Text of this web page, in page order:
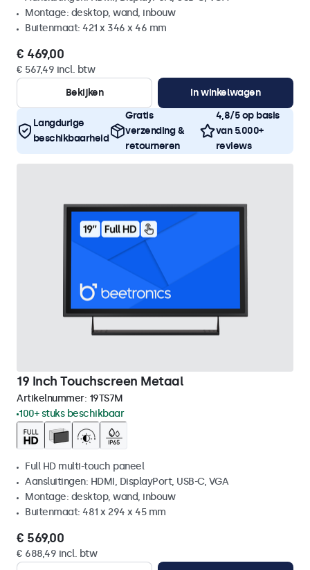
Montage: desktop, wand, inbouw
Buitenmaat: 421 x 346 x 46 mm
€ 469,00
€ 567,49 incl. btw
Bekijken
In winkelwagen
Langdurige
beschikbaarheid
Gratis
verzending &
retourneren
4,8/5 op basis
van 5.000+
reviews
19 Inch Touchscreen Metaal
Artikelnummer: 19TS7M
100+ stuks beschikbaar
Full HD multi-touch paneel
Aansluitingen: HDMI, DisplayPort, USB-C, VGA
Montage: desktop, wand, inbouw
Buitenmaat: 481 x 294 x 45 mm
€ 569,00
€ 688,49 incl. btw